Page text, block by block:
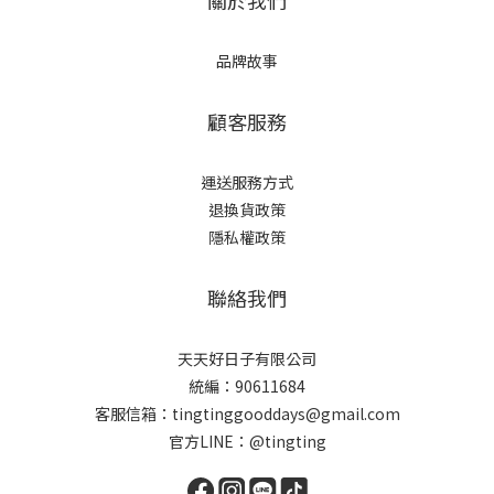
品牌故事
顧客服務
運送服務方式
退換貨政策
隱私權政策
聯絡我們
天天好日子有限公司
統編：90611684
客服信箱：tingtinggooddays@gmail.com
官方LINE：@tingting